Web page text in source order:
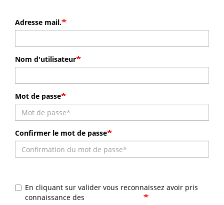
Adresse mail.
Nom d'utilisateur
Mot de passe
Confirmer le mot de passe
En cliquant sur valider vous reconnaissez avoir pris
connaissance des